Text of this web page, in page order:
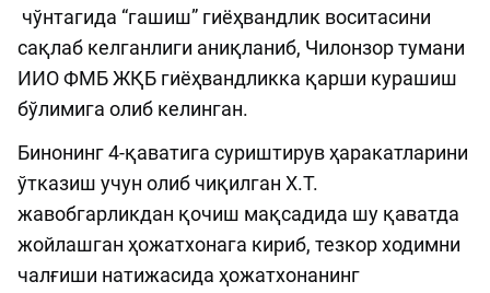
чўнтагида “гашиш” гиёҳвандлик воситасини
сақлаб келганлиги аниқланиб, Чилонзор тумани
ИИО ФМБ ЖҚБ гиёҳвандликка қарши курашиш
бўлимига олиб келинган.
Бинонинг 4-қаватига суриштирув ҳаракатларини
ўтказиш учун олиб чиқилган Х.Т.
жавобгарликдан қочиш мақсадида шу қаватда
жойлашган ҳожатхонага кириб, тезкор ходимни
чалғиши натижасида ҳожатхонанинг